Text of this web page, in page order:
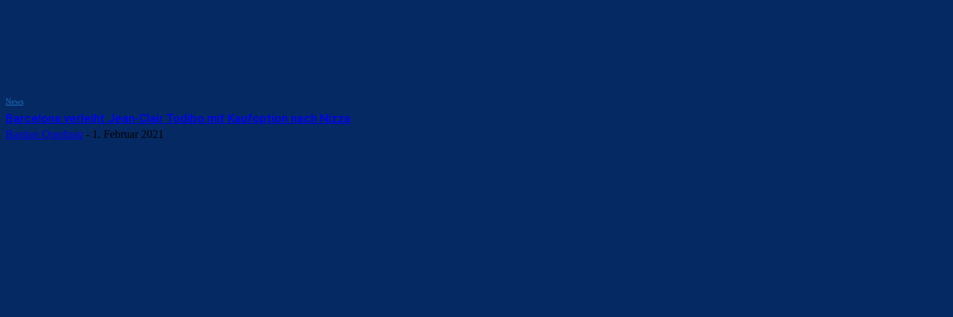
News
Barcelona verleiht Jean-Clair Todibo mit Kaufoption nach Nizza
Bastian Quednau - 1. Februar 2021